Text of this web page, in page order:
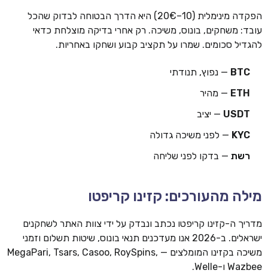
הפקדה מינימלית (10–20€) היא הדרך הבטוחה לבדוק שהכל
עובד: משחקים, בונוס, משיכה. רק אחרי בדיקה מוצלחת כדאי
להגדיל סכומים. שמרו על תקציב קבוע ושחקו באחריות.
BTC — נפוץ, תנודתי
ETH — מהיר
USDT — יציב
KYC — לפני משיכה גדולה
רשת — בדקו לפני שליחה
מילה מהעורכים: קזינו קריפטו
מדריך ה-קזינו קריפטו נכתב ונבדק על ידי צוות האתר לשחקנים
ישראלים. ב-2026 אנו מעדכנים תנאי בונוס, שיטות תשלום וזמני
משיכה בקזינו המומלצים — MegaPari, Tsars, Casoo, RoySpins,
Wazbee ו-Welle.